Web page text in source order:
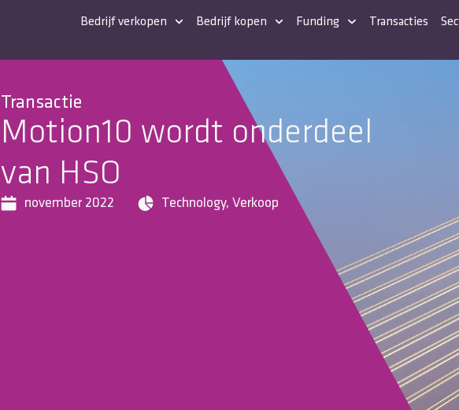
Bedrijf verkopen Bedrijf kopen Funding Transacties
Transactie
Motion10 wordt onderdeel
van HSO
november 2022 Technology, Verkoop